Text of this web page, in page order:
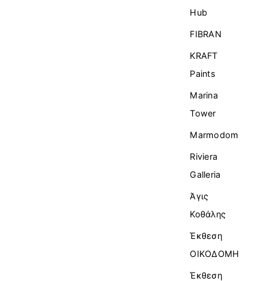
Ηub
FIBRAN
KRAFT
Paints
Marina
Tower
Marmodom
Riviera
Galleria
Άγις
Κοθάλης
Έκθεση
ΟΙΚΟΔΟΜΗ
Έκθεση